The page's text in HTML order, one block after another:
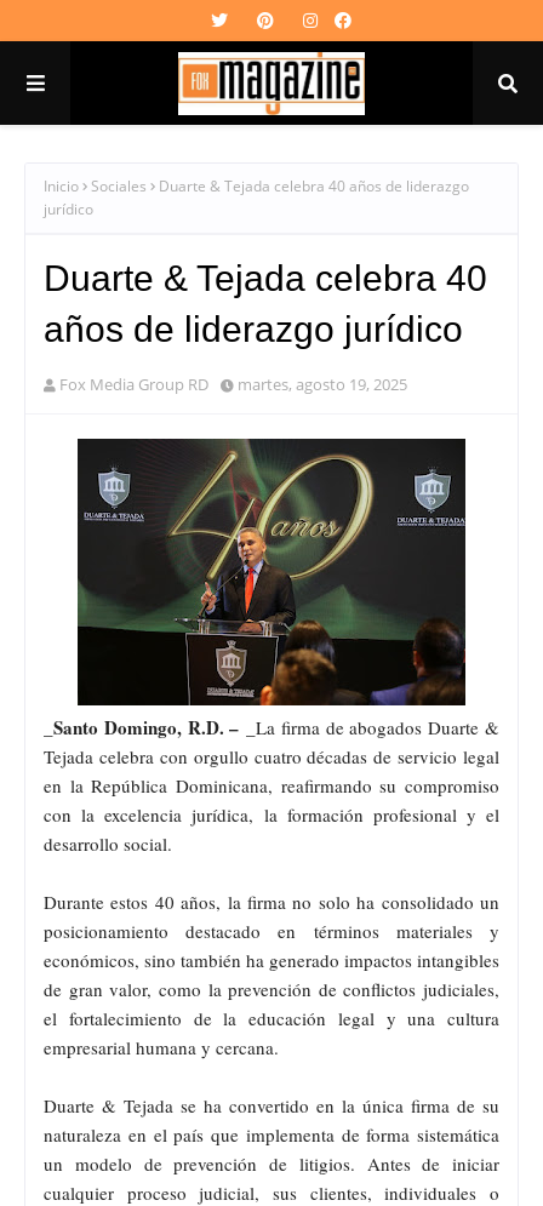
Inicio Sociales
Duarte & Tejada celebra 40 años de liderazgo
jurídico
Duarte & Tejada celebra 40
años de liderazgo jurídico
Fox Media Group RD martes, agosto 19, 2025
_Santo Domingo, R.D. –
_La firma de abogados Duarte &
Tejada celebra con orgullo cuatro décadas de servicio legal
en la República Dominicana, reafirmando su compromiso
con la excelencia jurídica, la formación profesional y el
desarrollo social.
Durante estos 40 años, la firma no solo ha consolidado un
posicionamiento destacado en términos materiales y
económicos, sino también ha generado impactos intangibles
de gran valor, como la prevención de conflictos judiciales,
el fortalecimiento de la educación legal y una cultura
empresarial humana y cercana.
Duarte & Tejada se ha convertido en la única firma de su
naturaleza en el país que implementa de forma sistemática
un modelo de prevención de litigios. Antes de iniciar
cualquier proceso judicial, sus clientes, individuales o